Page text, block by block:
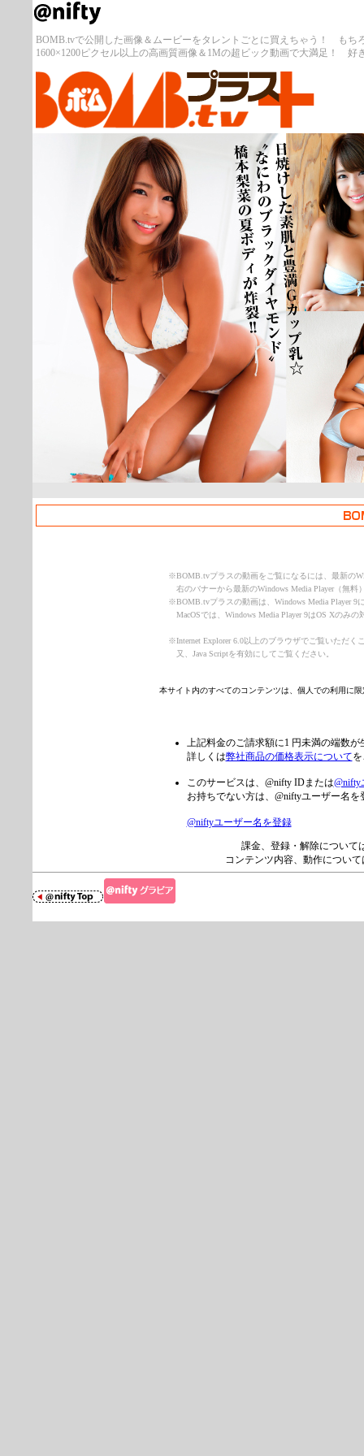
BOMB.tvで公開した画像＆ムービーをタレントごとに買えちゃう！ もち
1600×1200ピクセル以上の高画質画像＆1Mの超ビック動画で大満足！ 好
※BOMB.tvプラスの動画をご覧になるには、最新の
右のバナーから最新のWindows Media Player（無
※BOMB.tvプラスの動画は、Windows Media Player 9
MacOSでは、Windows Media Player 9はOS Xのみの
※Internet Explorer 6.0以上のブラウザでご覧いただく
又、Java Scriptを有効にしてご覧ください。
本サイト内のすべてのコンテンツは、個人での利用に
上記料金のご請求額に1 円未満の端数
詳しくは弊社商品の価格表示について
このサービスは、@nifty IDまたは@nifty
お持ちでない方は、@niftyユーザー名
@niftyユーザー名を登録
課金、登録・解除について
コンテンツ内容、動作について